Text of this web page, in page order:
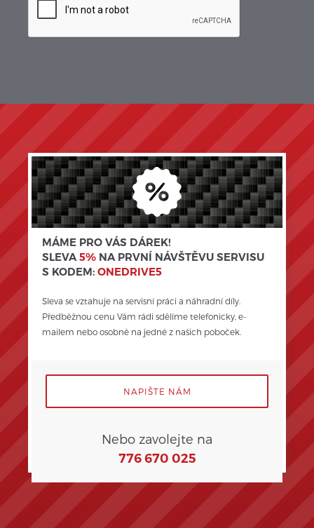
MÁME PRO VÁS DÁREK!
SLEVA5% NA PRVNÍ NÁVŠTĚVU SERVISU
S KODEM:ONEDRIVE5
Sleva se vztahuje na servisní práci a náhradní díly.
Předběžnou cenu Vám rádi sdělíme telefonicky, e-
mailem nebo osobně na jedné z našich poboček.
NAPIŠTE NÁM
Nebo zavolejte na
776 670 025